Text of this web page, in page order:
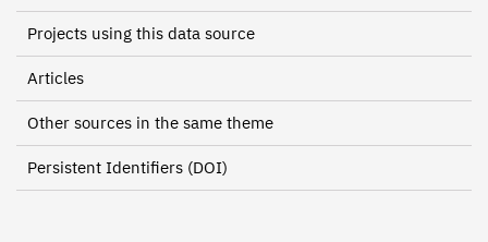
Projects using this data source
Articles
Other sources in the same theme
Persistent Identifiers (DOI)